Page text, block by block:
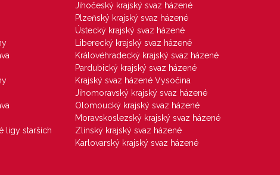
ligy starších
Jihočeský krajský svaz házené
Plzeňský krajský svaz házené
Ústecký krajský svaz házené
Liberecký krajský svaz házené
Královéhradecký krajský svaz házené
Pardubický krajský svaz házené
Krajský svaz házené Vysočina
Jihomoravský krajský svaz házené
Olomoucký krajský svaz házené
Moravskoslezský krajský svaz házené
Zlínský krajský svaz házené
Karlovarský krajský svaz házené